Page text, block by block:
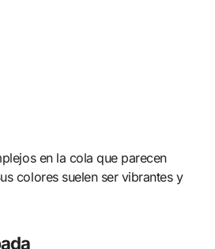
en la cola que parecen
colores suelen ser vibrantes y